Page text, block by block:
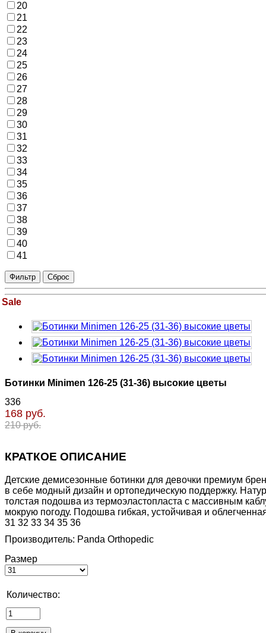
20
21
22
23
24
25
26
27
28
29
30
31
32
33
34
35
36
37
38
39
40
41
Sale
Ботинки Minimen 126-25 (31-36) высокие цветы
336
168 руб.
210 руб.
КРАТКОЕ ОПИСАНИЕ
Детские демисезонные ботинки для девочки премиум
в себе модный дизайн и ортопедическую поддержку.
толстая подошва из термоэластопласта с массивным
мокрую погоду. Подошва гибкая, устойчивая и
31 32 33 34 35 36
Производитель: Panda Orthopedic
Размер
Количество: